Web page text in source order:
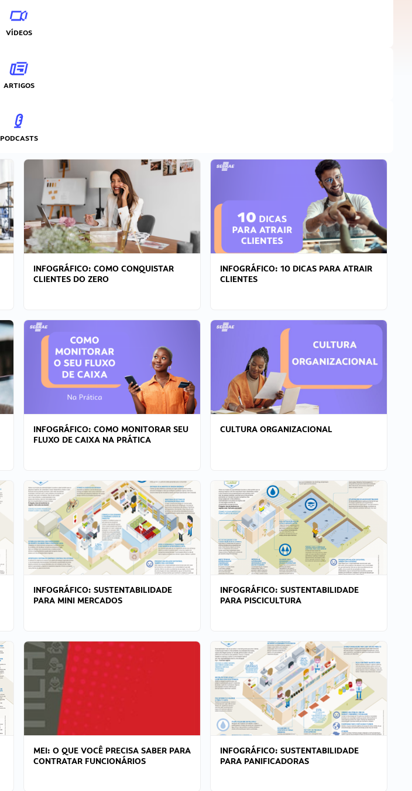
VÍDEOS
ARTIGOS
PODCASTS
INFOGRÁFICO: COMO CONQUISTAR
CLIENTES DO ZERO
INFOGRÁFICO: 10 DICAS PARA ATRAIR
CLIENTES
INFOGRÁFICO: COMO MONITORAR SEU
FLUXO DE CAIXA NA PRÁTICA
CULTURA ORGANIZACIONAL
INFOGRÁFICO: SUSTENTABILIDADE
PARA MINI MERCADOS
INFOGRÁFICO: SUSTENTABILIDADE
PARA PISCICULTURA
MEI: O QUE VOCÊ PRECISA SABER PARA
CONTRATAR FUNCIONÁRIOS
INFOGRÁFICO: SUSTENTABILIDADE
PARA PANIFICADORAS